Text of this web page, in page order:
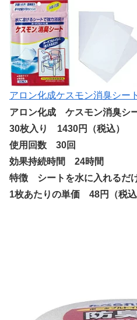
アロン化成ケスモン消臭シー
アロン化成 ケスモン消臭シ
30枚入り 1430円（税込）
使用回数 30回
効果持続時間 24時間
特徴 シートを水に入れるだ
1枚あたりの単価 48円（税込